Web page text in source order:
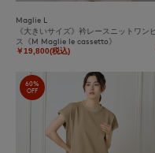
Maglie L
《大きいサイズ》衿レースニットワン
ス《M Maglie le cassetto》
￥19,800(税込)
60%
OFF